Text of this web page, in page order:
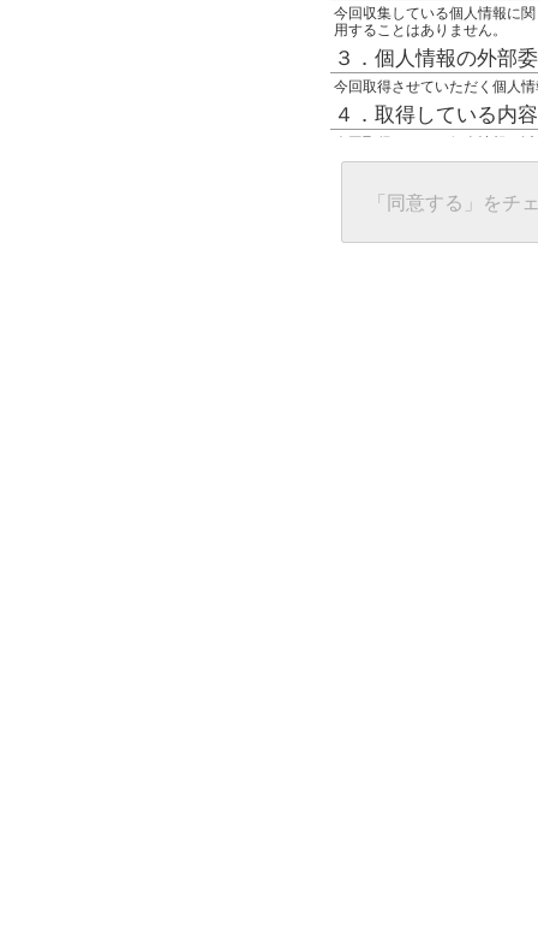
今回収集している個人情報に
用することはありません。
３．個人情報の外部
今回取得させていただく個人
４．取得している内
今回取得している個人情報は
任意の名前
グローバルIPアドレス
接続ホスト情報
５．個人情報に関す
「同意する」をチ